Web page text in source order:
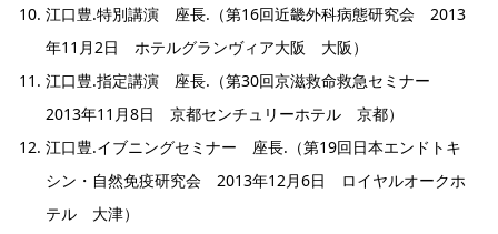
江口豊.特別講演 座長.（第16回近畿外科病態研究会 2013
年11月2日 ホテルグランヴィア大阪 大阪）
江口豊.指定講演 座長.（第30回京滋救命救急セミナー
2013年11月8日 京都センチュリーホテル 京都）
江口豊.イブニングセミナー 座長.（第19回日本エンドトキ
シン・自然免疫研究会 2013年12月6日 ロイヤルオークホ
テル 大津）